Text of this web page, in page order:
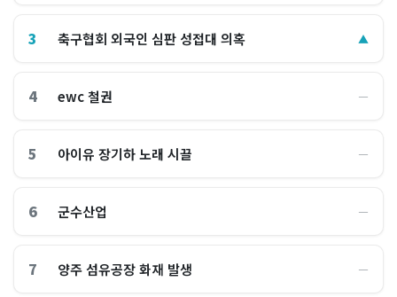
3 축구협회 외국인 심판 성접대 의혹 ▲
4 ewc 철권 ―
5 아이유 장기하 노래 시끌 ―
6 군수산업 ―
7 양주 섬유공장 화재 발생 ―